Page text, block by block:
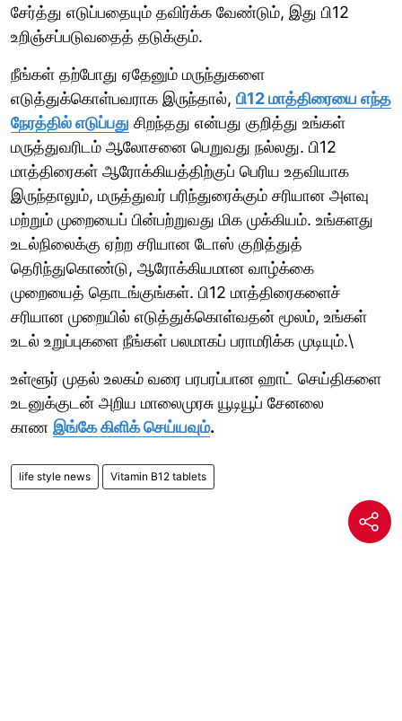
சேர்த்து எடுப்பதையும் தவிர்க்க வேண்டும், இது பி12
உறிஞ்சப்படுவதைத் தடுக்கும்.
நீங்கள் தற்போது ஏதேனும் மருந்துகளை
எடுத்துக்கொள்பவராக இருந்தால், பி12 மாத்திரையை எந்த
நேரத்தில் எடுப்பது சிறந்தது என்பது குறித்து உங்கள்
மருத்துவரிடம் ஆலோசனை பெறுவது நல்லது. பி12
மாத்திரைகள் ஆரோக்கியத்திற்குப் பெரிய உதவியாக
இருந்தாலும், மருத்துவர் பரிந்துரைக்கும் சரியான அளவு
மற்றும் முறையைப் பின்பற்றுவது மிக முக்கியம். உங்களது
உடல்நிலைக்கு ஏற்ற சரியான டோஸ் குறித்துத்
தெரிந்துகொண்டு, ஆரோக்கியமான வாழ்க்கை
முறையைத் தொடங்குங்கள். பி12 மாத்திரைகளைச்
சரியான முறையில் எடுத்துக்கொள்வதன் மூலம், உங்கள்
உடல் உறுப்புகளை நீங்கள் பலமாகப் பராமரிக்க முடியும்.\
உள்ளூர் முதல் உலகம் வரை பரபரப்பான ஹாட் செய்திகளை
உடனுக்குடன் அறிய மாலைமுரசு யூடியூப் சேனலை
காண இங்கே கிளிக் செய்யவும்.
life style news Vitamin B12 tablets